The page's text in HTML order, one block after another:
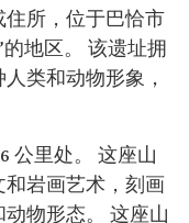
所，位于巴恰市
地区。 该遗址拥
类和动物形象，
公里处。 这座山
岩画艺术，刻画
物形态。 这座山